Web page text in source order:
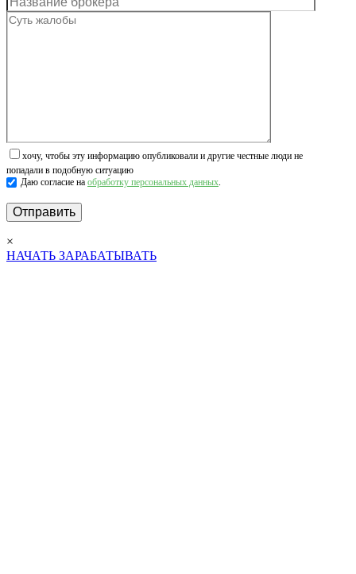
хочу, чтобы эту информацию опубликовали и другие честные люди не
попадали в подобную ситуацию
Даю согласие на обработку персональных данных.
×
НАЧАТЬ ЗАРАБАТЫВАТЬ